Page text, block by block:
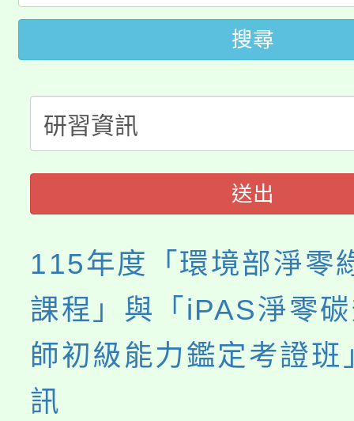
田徑場及游泳池舉行。
桃園市低收入戶享有免
視費優惠，中低收入戶
半價優惠，詳情可洽有
者。
大園自造教育及科技中
份教師增能研習
大溪自造教育及科技中
份教師研習
淨零綠生活教案入校路
會
115年食農教育專業人
程
搜尋
送出
115年度「環境部淨零
課程」與「iPAS淨零
師初級能力鑑定考證班
訊